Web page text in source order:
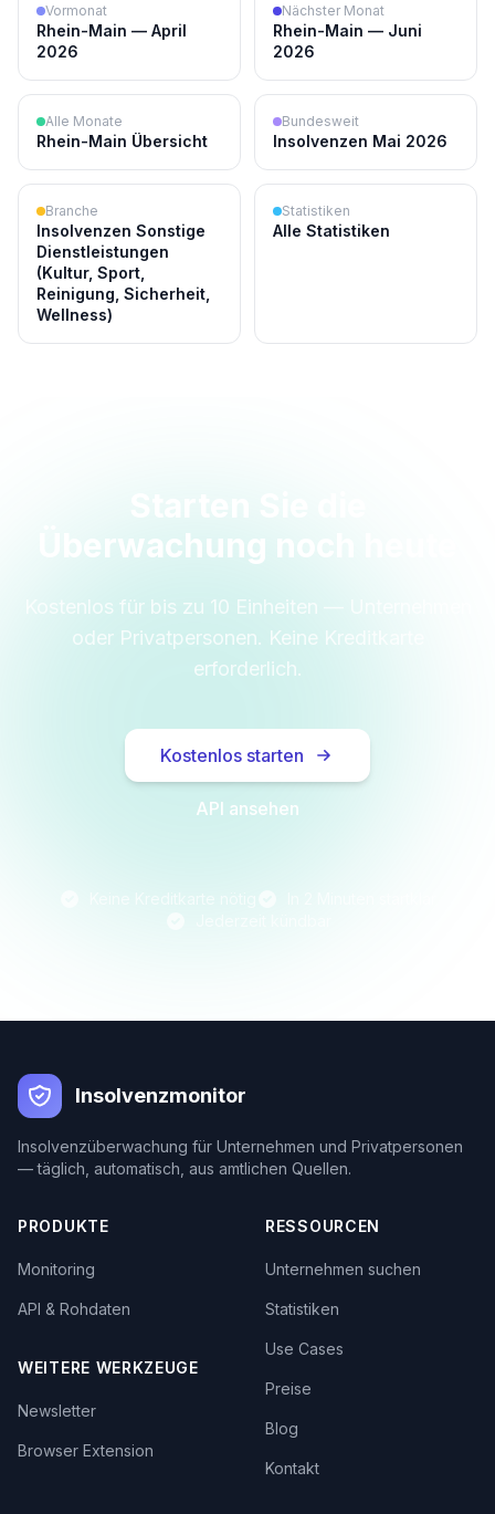
Vormonat
Rhein-Main — April
2026
Nächster Monat
Rhein-Main — Juni
2026
Alle Monate
Rhein-Main Übersicht
Bundesweit
Insolvenzen Mai 2026
Branche
Insolvenzen Sonstige
Dienstleistungen
(Kultur, Sport,
Reinigung, Sicherheit,
Wellness)
Statistiken
Alle Statistiken
Überwachung noch heute
Kostenlos für bis zu 10 Einheiten — Unternehmen
oder Privatpersonen. Keine Kreditkarte
erforderlich.
Kostenlos starten
API ansehen
Insolvenzmonitor
Insolvenzüberwachung für Unternehmen und Privatpersonen
— täglich, automatisch, aus amtlichen Quellen.
PRODUKTE
Monitoring
API & Rohdaten
WEITERE WERKZEUGE
Newsletter
Browser Extension
RESSOURCEN
Unternehmen suchen
Statistiken
Use Cases
Preise
Blog
Kontakt